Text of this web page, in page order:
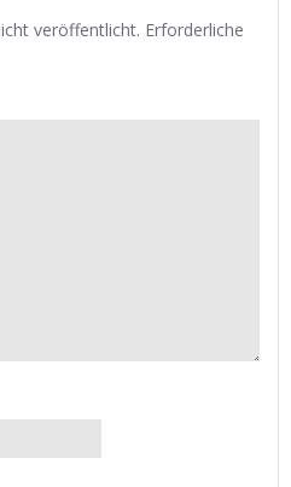
veröffentlicht. Erforderliche